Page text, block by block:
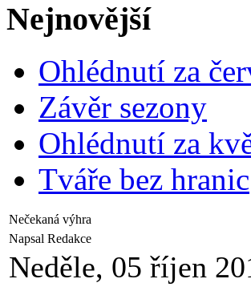
Nejnovější
Ohlédnutí za
Závěr sezony
Ohlédnutí za
Tváře bez hranic
Nečekaná výhra
Napsal Redakce
Neděle, 05 říjen